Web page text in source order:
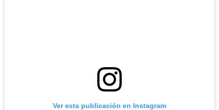
Ver esta publicación en Instagram